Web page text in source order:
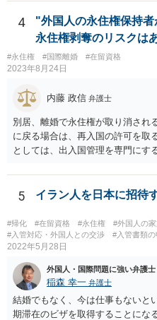
4
"外国人の永住権保持者
永住権剥奪のリスクは
#永住権 #国際離婚 #在留資格
2023年8月24日
内藤 政信 弁護士
別居、離婚で永住権が取り消され
に戻る場合は、再入国の許可を取
としては、出入国管理を専門にす
5 イラン人を日本に招待
#帰化 #在留資格 #永住権
#外国人の
#入管対応・外国人との交渉
#入管書類の
2022年5月28日
外国人・国際問題に強い弁護士
稲森 幸一 弁護士
結婚でもなく、今は仕事もないと
期滞在のビザを取得することにな